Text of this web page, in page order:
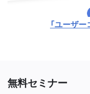
無料セミナー
「ユーザ